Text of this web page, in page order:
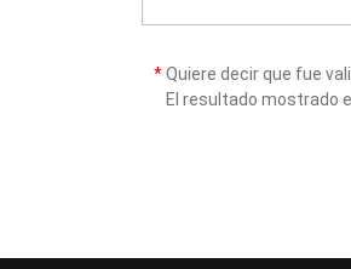
*Quiere decir que fue
El resultado mostrado